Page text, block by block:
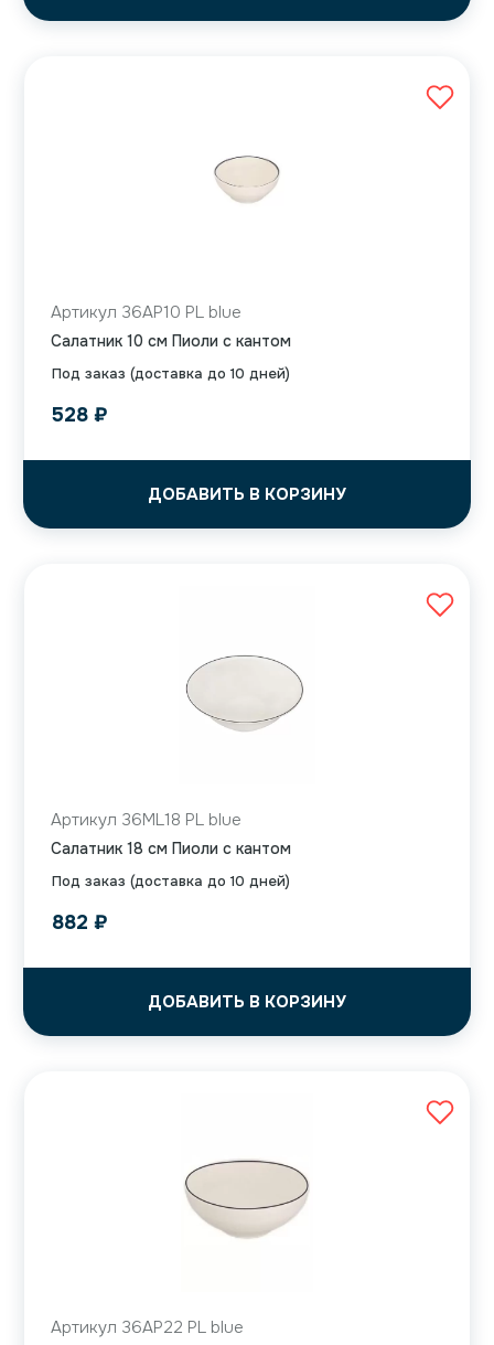
Под заказ (доставка до 10 дней)
Артикул 36AP10 PL blue
Салатник 10 см Пиоли с кантом
528 ₽
ДОБАВИТЬ В КОРЗИНУ
Под заказ (доставка до 10 дней)
Артикул 36ML18 PL blue
Салатник 18 см Пиоли с кантом
882 ₽
ДОБАВИТЬ В КОРЗИНУ
Артикул 36AP22 PL blue